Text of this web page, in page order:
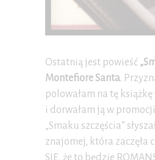
Ostatnią jest powieść
Montefiore Santa.
polowałam na tę
i dorwałam ją w
„Smaku szczęścia”
znajomej, która zaczęła
SIĘ, że to będzie